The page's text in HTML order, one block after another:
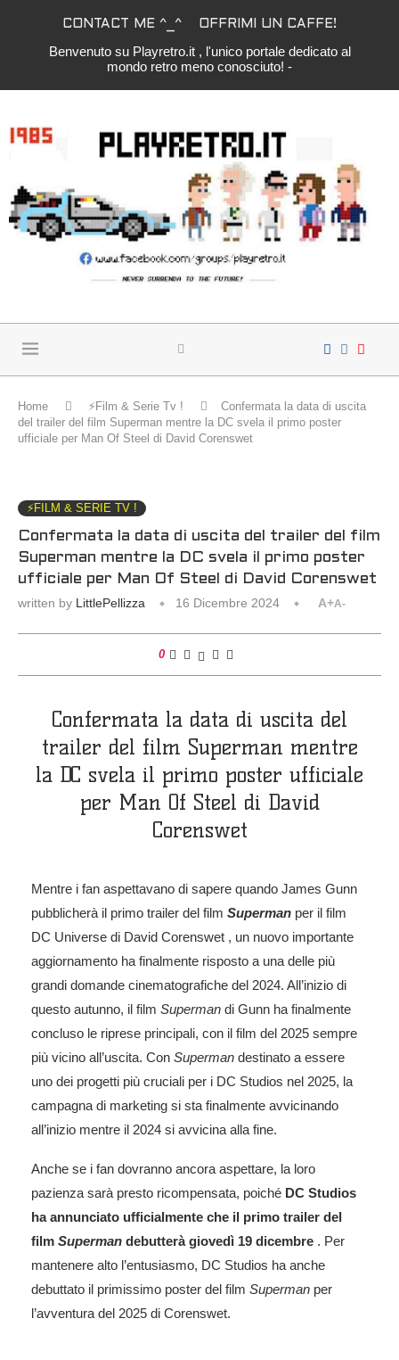
CONTACT ME ^_^ OFFRIMI UN CAFFE!
Benvenuto su Playretro.it , l'unico portale dedicato al
mondo retro meno conosciuto! -
Home ⚡️Film & Serie Tv !
Confermata la data di uscita
del trailer del film Superman mentre la DC svela il primo poster
ufficiale per Man Of Steel di David Corenswet
⚡️FILM & SERIE TV !
Confermata la data di uscita del trailer del film
Superman mentre la DC svela il primo poster
ufficiale per Man Of Steel di David Corenswet
written by LittlePellizza 16 Dicembre 2024 A+A-
0
Confermata la data di uscita del
trailer del film Superman mentre
la DC svela il primo poster ufficiale
per Man Of Steel di David
Corenswet
Mentre i fan aspettavano di sapere quando James Gunn
pubblicherà il primo trailer del film Superman per il film
DC Universe di David Corenswet , un nuovo importante
aggiornamento ha finalmente risposto a una delle più
grandi domande cinematografiche del 2024. All’inizio di
questo autunno, il film Superman di Gunn ha finalmente
concluso le riprese principali, con il film del 2025 sempre
più vicino all’uscita. Con Superman destinato a essere
uno dei progetti più cruciali per i DC Studios nel 2025, la
campagna di marketing si sta finalmente avvicinando
all’inizio mentre il 2024 si avvicina alla fine.
Anche se i fan dovranno ancora aspettare, la loro
pazienza sarà presto ricompensata, poiché DC Studios
ha annunciato ufficialmente che il primo trailer del
film Superman debutterà giovedì 19 dicembre . Per
mantenere alto l’entusiasmo, DC Studios ha anche
debuttato il primissimo poster del film Superman per
l’avventura del 2025 di Corenswet.